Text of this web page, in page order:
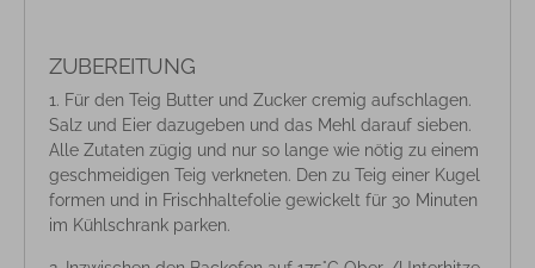
ZUBEREITUNG
Für den Teig Butter und Zucker cremig aufschlagen.
Salz und Eier dazugeben und das Mehl darauf sieben.
Alle Zutaten zügig und nur so lange wie nötig zu einem
geschmeidigen Teig verkneten. Den zu Teig einer Kugel
formen und in Frischhaltefolie gewickelt für 30 Minuten
im Kühlschrank parken.